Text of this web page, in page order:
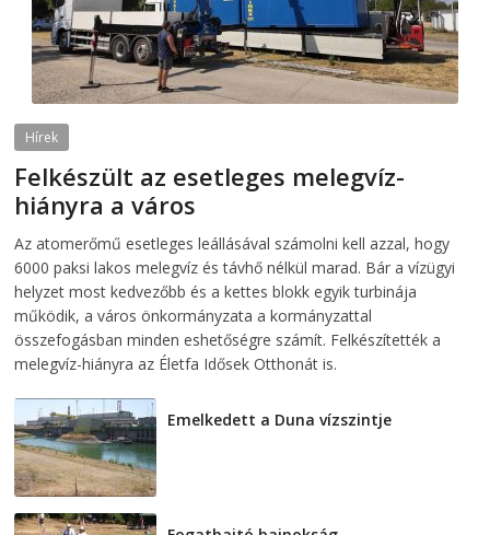
Hírek
Felkészült az esetleges melegvíz-
hiányra a város
Az atomerőmű esetleges leállásával számolni kell azzal, hogy
6000 paksi lakos melegvíz és távhő nélkül marad. Bár a vízügyi
helyzet most kedvezőbb és a kettes blokk egyik turbinája
működik, a város önkormányzata a kormányzattal
összefogásban minden eshetőségre számít. Felkészítették a
melegvíz-hiányra az Életfa Idősek Otthonát is.
Emelkedett a Duna vízszintje